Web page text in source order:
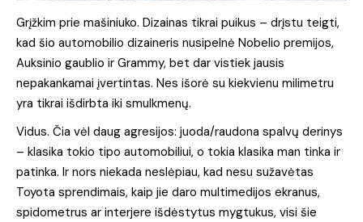
Grįžkim prie mašiniuko. Dizainas tikrai puikus – drįstu teigti,
kad šio automobilio dizaineris nusipelnė Nobelio premijos,
Auksinio gaublio ir Grammy, bet dar vistiek jausis
nepakankamai įvertintas. Nes išorė su kiekvienu milimetru
yra tikrai išdirbta iki smulkmenų.
Vidus. Čia vėl daug agresijos: juoda/raudona spalvų derinys
– klasika tokio tipo automobiliui, o tokia klasika man tinka ir
patinka. Ir nors niekada neslėpiau, kad nesu sužavėtas
Toyota sprendimais, kaip jie daro multimedijos ekranus,
spidometrus ar interjere išdėstytus mygtukus, visi šie